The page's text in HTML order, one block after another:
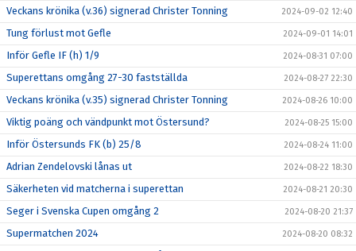
Veckans krönika (v.36) signerad Christer Tonning 2024-09-02 12:40
Tung förlust mot Gefle 2024-09-01 14:01
Inför Gefle IF (h) 1/9 2024-08-31 07:00
Superettans omgång 27-30 fastställda 2024-08-27 22:30
Veckans krönika (v.35) signerad Christer Tonning 2024-08-26 10:00
Viktig poäng och vändpunkt mot Östersund? 2024-08-25 15:00
Inför Östersunds FK (b) 25/8 2024-08-24 11:00
Adrian Zendelovski lånas ut 2024-08-22 18:30
Säkerheten vid matcherna i superettan 2024-08-21 20:30
Seger i Svenska Cupen omgång 2 2024-08-20 21:37
Supermatchen 2024 2024-08-20 08:32